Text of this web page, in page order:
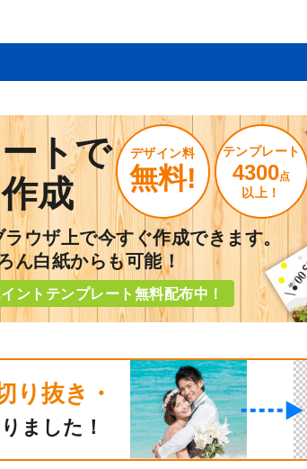
トで
成
デザイン料
無料!
テンプレート
4300点
以上！
ウザ上で今すぐ作成できます。
ん白紙からも可能！
ントテンプレート無料配布中！
り抜き・
ました！